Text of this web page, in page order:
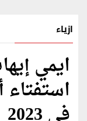
ازياء
ايمي